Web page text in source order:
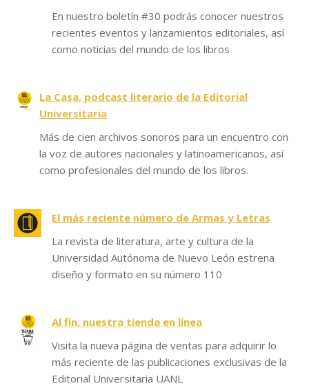
En nuestro boletín #30 podrás conocer nuestros
recientes eventos y lanzamientos editoriales, así
como noticias del mundo de los libros
La Casa, podcast literario de la Editorial
Universitaria
Más de cien archivos sonoros para un encuentro con
la voz de autores nacionales y latinoamericanos, así
como profesionales del mundo de los libros.
El más reciente número de Armas y Letras
La revista de literatura, arte y cultura de la
Universidad Autónoma de Nuevo León estrena
diseño y formato en su número 110
Al fin, nuestra tienda en línea
Visita la nueva página de ventas para adquirir lo
más reciente de las publicaciones exclusivas de la
Editorial Universitaria UANL